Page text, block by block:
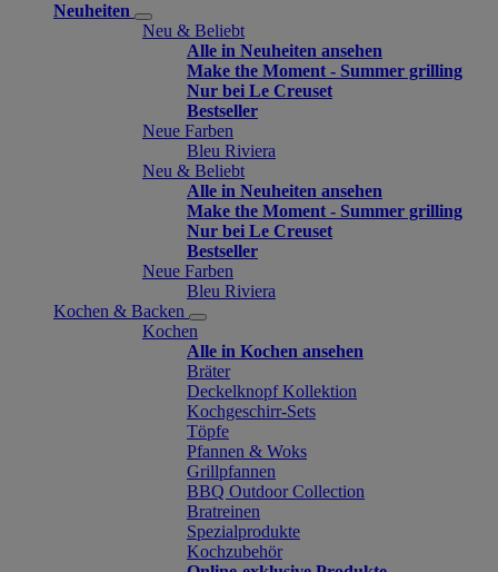
Neuheiten
Neu & Beliebt
Alle in Neuheiten ansehen
Make the Moment - Summer grilling
Nur bei Le Creuset
Bestseller
Neue Farben
Bleu Riviera
Neu & Beliebt
Alle in Neuheiten ansehen
Make the Moment - Summer grilling
Nur bei Le Creuset
Bestseller
Neue Farben
Bleu Riviera
Kochen & Backen
Kochen
Alle in Kochen ansehen
Bräter
Deckelknopf Kollektion
Kochgeschirr-Sets
Töpfe
Pfannen & Woks
Grillpfannen
BBQ Outdoor Collection
Bratreinen
Spezialprodukte
Kochzubehör